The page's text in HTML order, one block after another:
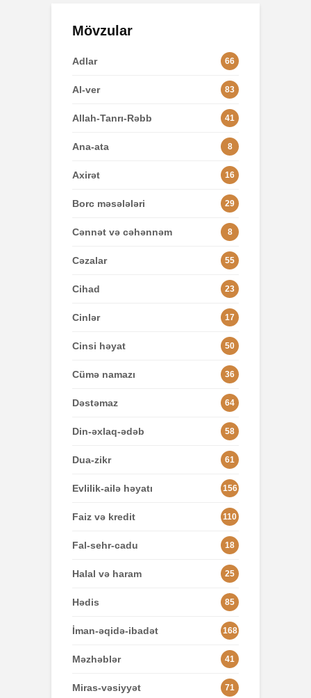
Mövzular
Adlar 66
Al-ver 83
Allah-Tanrı-Rəbb 41
Ana-ata 8
Axirət 16
Borc məsələləri 29
Cənnət və cəhənnəm 8
Cəzalar 55
Cihad 23
Cinlər 17
Cinsi həyat 50
Cümə namazı 36
Dəstəmaz 64
Din-əxlaq-ədəb 58
Dua-zikr 61
Evlilik-ailə həyatı 156
Faiz və kredit 110
Fal-sehr-cadu 18
Halal və haram 25
Hədis 85
İman-əqidə-ibadət 168
Məzhəblər 41
Miras-vəsiyyət 71